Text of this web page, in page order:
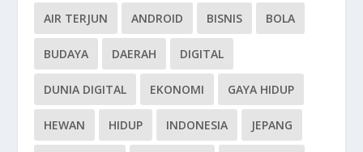
AIR TERJUN ANDROID BISNIS BOLA
BUDAYA DAERAH DIGITAL
DUNIA DIGITAL EKONOMI GAYA HIDUP
HEWAN HIDUP INDONESIA JEPANG